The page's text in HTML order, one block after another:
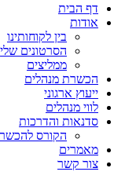
דף הבית
אודות
בין לקוחותינו
הסרטונים שלי
ממליצים
הכשרת מנהלים
ייעוץ ארגוני
לווי מנהלים
סדנאות והדרכות
הקורס
מאמרים
צור קשר